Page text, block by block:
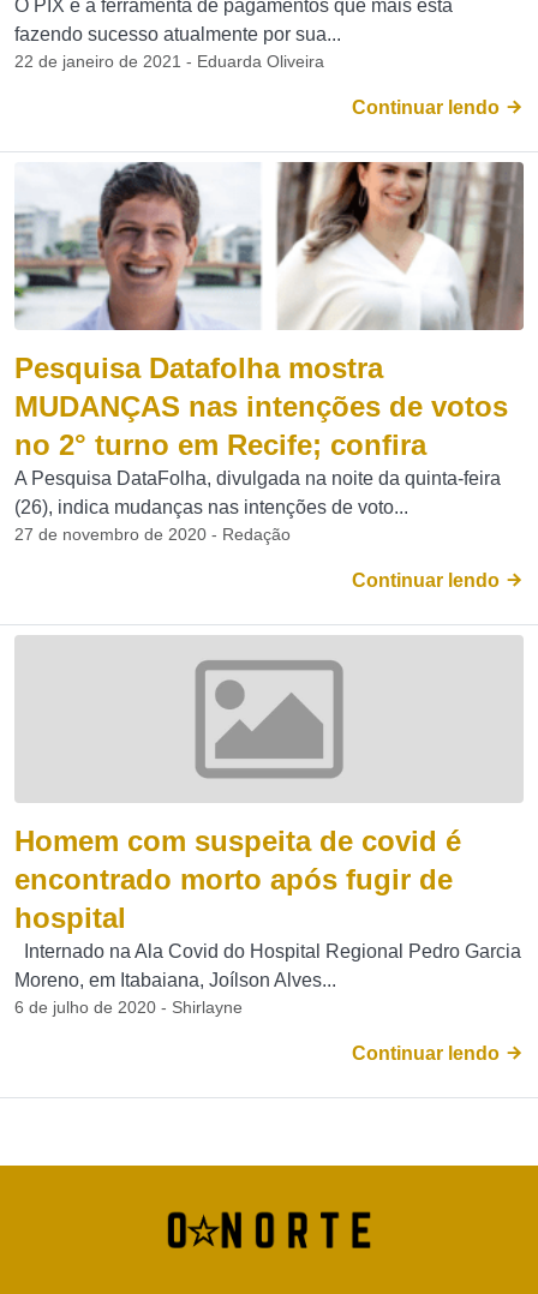
O PIX é a ferramenta de pagamentos que mais está
fazendo sucesso atualmente por sua...
22 de janeiro de 2021 - Eduarda Oliveira
Continuar lendo
Pesquisa Datafolha mostra
MUDANÇAS nas intenções de votos
no 2° turno em Recife; confira
A Pesquisa DataFolha, divulgada na noite da quinta-feira
(26), indica mudanças nas intenções de voto...
27 de novembro de 2020 - Redação
Continuar lendo
Homem com suspeita de covid é
encontrado morto após fugir de
hospital
Internado na Ala Covid do Hospital Regional Pedro Garcia
Moreno, em Itabaiana, Joílson Alves...
6 de julho de 2020 - Shirlayne
Continuar lendo